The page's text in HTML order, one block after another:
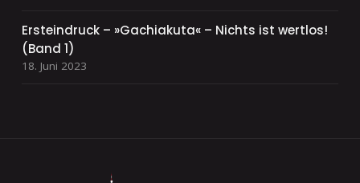
Ersteindruck – »Gachiakuta« – Nichts ist wertlos!
(Band 1)
18. Juni 2023